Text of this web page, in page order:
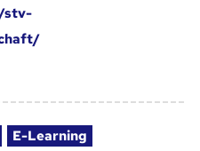
stv-
E-Learning